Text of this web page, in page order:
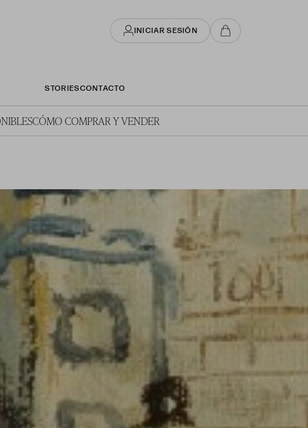
INICIAR SESIÓN
STORIESCONTACTO
CÓMO COMPRAR Y VENDER